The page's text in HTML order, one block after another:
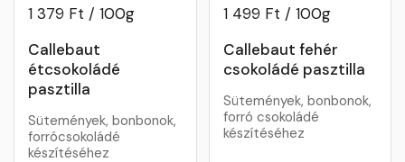
1 379 Ft / 100g
Callebaut
étcsokoládé
pasztilla
Sütemények, bonbonok,
forrócsokoládé
készítéséhez
1 499 Ft / 100g
Callebaut fehér
csokoládé pasztilla
Sütemények, bonbonok,
forró csokoládé
készítéséhez